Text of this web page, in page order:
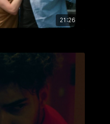
21:26